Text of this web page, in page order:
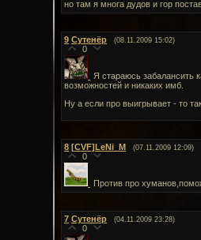
но там я многа дудов и гор
9 Сутенёр (08.11.2009 15:02)
0
Я стараюсь забалансить
возможностей и никаких имб.
Ну а если про выигрывает - то
8 [CVF]LeNi_M (07.11.2009 12:09)
0
Против про
7 Сутенёр (04.11.2009 23:28)
0